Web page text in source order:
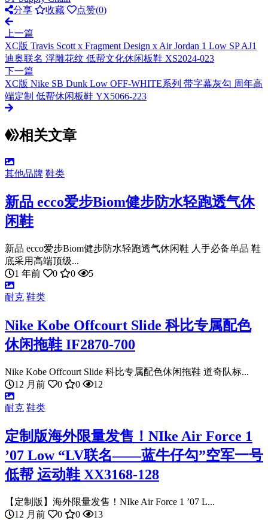
分享
收藏 点赞(0)
上一篇
XC版 Travis Scott x Fragment Design x Air Jordan 1 Low SP AJ1
迪奥联名 浮雕花纹 低帮文化休闲板鞋 XS2024-023
下一篇
XC版 Nike SB Dunk Low OFF-WHITE系列 带字幕灰勾 周年高
端定制 低帮休闲板鞋 YX5066-223
相关文章
其他品牌 鞋类
新品 ecco爱步Biom健步防水轻跑透气休
闲鞋
新品 ecco爱步Biom健步防水轻跑透气休闲鞋 人手必备单品 鞋
底采用高端顶级...
1 年前
0 0 5
耐克 鞋类
Nike Kobe Offcourt Slide 科比专属配色
休闲拖鞋 IF2870-700
Nike Kobe Offcourt Slide 科比专属配色休闲拖鞋 道奇队标...
12 月前
0 0 12
耐克 鞋类
定制版海外限量发售！NIke Air Force 1
’07 Low “LV联名——蓝牛仔勾”空军一号
低帮 运动鞋 XX3168-128
【定制版】海外限量发售！NIke Air Force 1 ’07 L...
12 月前
0 0 13